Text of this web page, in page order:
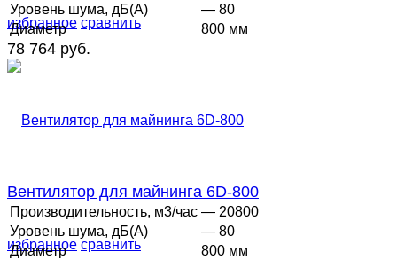
избранное сравнить
Уровень шума, дБ(А)
— 80
Диаметр
800 мм
78 764 руб.
избранное сравнить
Вентилятор для майнинга 6D-800
Производительность, м3/час — 20800
Уровень шума, дБ(А)
— 80
Диаметр
800 мм